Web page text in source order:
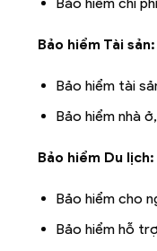
Bảo hiểm Tài sản:
Bảo hiểm tài
Bảo hiểm nhà
Bảo hiểm Du lịch:
Bảo hiểm cho
Bảo hiểm hỗ